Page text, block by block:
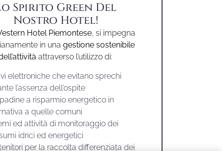
Spirito Green Del
Nostro Hotel!
Hotel Piemontese, si impegna
in una gestione sostenibile
attraverso l’utilizzo di:
elettroniche che evitano sprechi
l’assenza dell’ospite
a risparmio energetico in
a quelle comuni
ed attività di monitoraggio dei
idrici ed energetici
per la raccolta differenziata dei